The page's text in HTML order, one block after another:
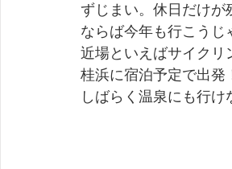
ずじまい。休日だけが
ならば今年も行こう
近場といえばサイクリ
桂浜に宿泊予定で出発
しばらく温泉にも行